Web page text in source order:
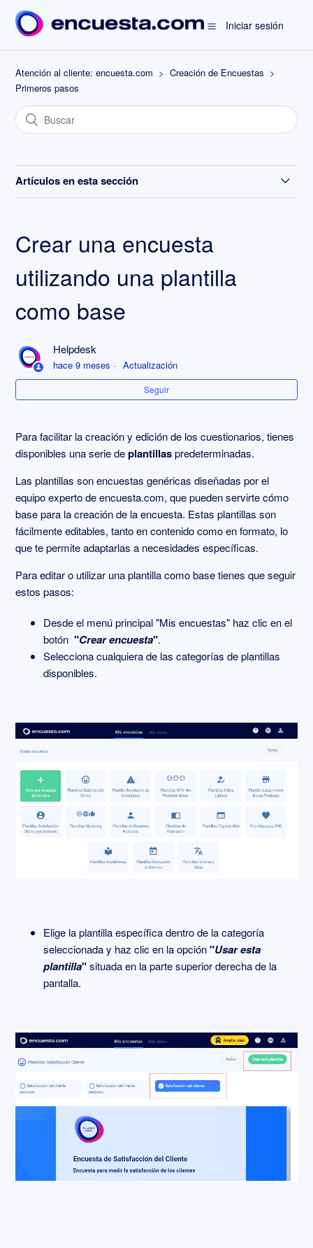
Iniciar sesión
Atención al cliente: encuesta.com
Creación de Encuestas
Primeros pasos
Artículos en esta sección
Idioma predeterminado de la encuesta
Crear una encuesta desde cero
Crear una encuesta utilizando una plantilla como base
Crear una encuesta
utilizando una plantilla
como base
Helpdesk
hace 9 meses Actualización
Seguir
Para facilitar la creación y edición de los cuestionarios, tienes
disponibles una serie deplantillaspredeterminadas.
Las plantillas son encuestas genéricas diseñadas por el
equipo experto de encuesta.com, que pueden servirte cómo
base para la creación de la encuesta. Estas plantillas son
fácilmente editables, tanto en contenido como en formato, lo
que te permite adaptarlas a necesidades específicas.
Para editar o utilizar una plantilla como base tienes que seguir
estos pasos:
Desde el menú principal "Mis encuestas" haz clic en el
botón"Crear encuesta".
Selecciona cualquiera de las categorías de plantillas
disponibles.
Elige la plantilla específica dentro de la categoría
seleccionada y haz clic en la opción"Usar esta
plantilla"situada en la parte superior derecha de la
pantalla.